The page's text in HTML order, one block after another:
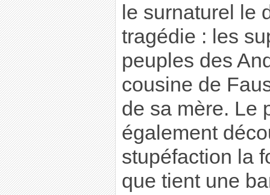
le surnaturel le
tragédie : les
peuples des
cousine de
de sa mère. Le
également
stupéfaction la
que tient une